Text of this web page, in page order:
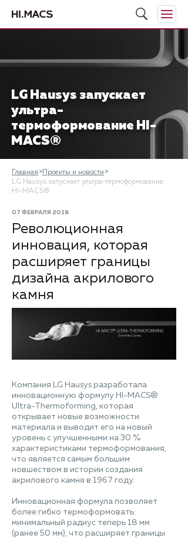
LG Hausys запускает
ультра-
термоформование HI-
MACS®
Главная
Проекты и новости
LG Hausys запускает ультра-термоформование
HI-MACS®
07 ФЕВРАЛЯ 2018
Революционная
инновация, которая
расширяет границы
дизайна акрилового
камня
Компания LG Hausys разработала
инновационную формулу HI-MACS®
Ultra-Thermoforming, которая
открывает новые возможности
материала и выводит его на новый
уровень с улучшенными на 30 %
характеристиками термоформования,
что является самым большим
новшеством в истории создания
акрилового камня в 1967 году.
Инновационная формула позволяет
более гибко термоформовать:
минимальный радиус теперь 18 мм
(ранее 50 мм), что расширяет границы